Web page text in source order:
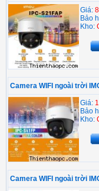
Giá:
Bảo
Kho:
Camera WIFI ngoài trời
Giá:
Bảo
Kho:
Camera WIFI ngoài trời